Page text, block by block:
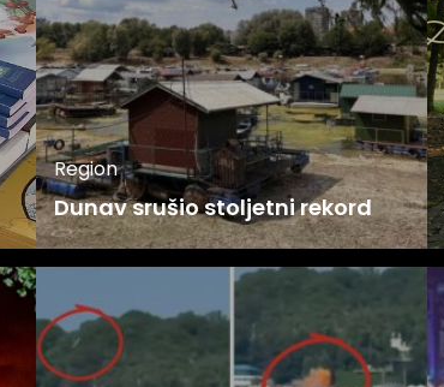
Region
Dunav srušio stoljetni rekord